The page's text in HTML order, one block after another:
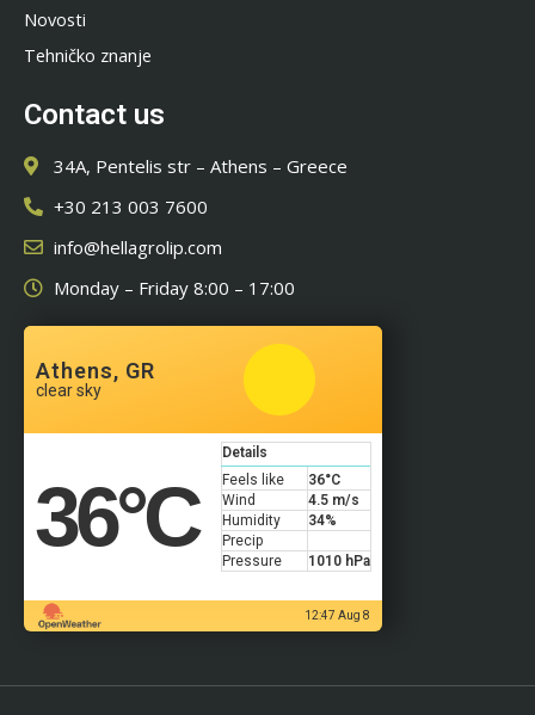
Novosti
Tehničko znanje
Contact us
34A, Pentelis str – Athens – Greece
+30 213 003 7600
info@hellagrolip.com
Monday – Friday 8:00 – 17:00
Athens, GR
clear sky
36°C
Details
Feels like
36°C
Wind
4.5 m/s
Humidity
34%
Precip
Pressure
1010 hPa
12:47 Aug 8